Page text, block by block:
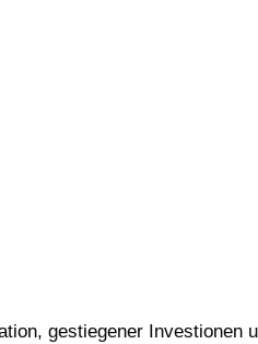
gestiegener Investionen